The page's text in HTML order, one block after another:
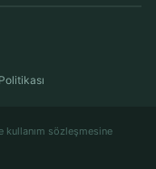
kullanım sözleşmesine